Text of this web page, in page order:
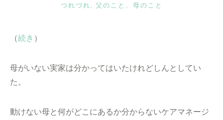
カ
つれづれ 父のこと、母のこと
（続き ）
母がいない実家は分かってはいたけれどしんとしてい
た。
動けない母と何がどこにあるか分からないケアマネージ